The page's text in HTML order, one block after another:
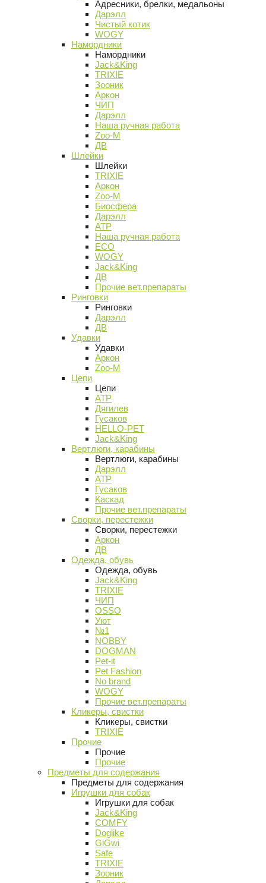
Адресники, брелки, медальоны
Дарэлл
Чистый котик
WOGY
Намордники
Намордники
Jack&King
TRIXIE
Зооник
Аркон
ЧИП
Дарэлл
Наша ручная работа
Zoo-M
ДВ
Шлейки
Шлейки
TRIXIE
Аркон
Zoo-M
Биосфера
Дарэлл
АТР
Наша ручная работа
ECO
WOGY
Jack&King
ДВ
Прочие вет.препараты
Ринговки
Ринговки
Дарэлл
ДВ
Удавки
Удавки
Аркон
Zoo-M
Цепи
Цепи
АТР
Дягилев
Гусаков
HELLO-PET
Jack&King
Вертлюги, карабины
Вертлюги, карабины
Дарэлл
АТР
Гусаков
Каскад
Прочие вет.препараты
Сворки, перестежки
Сворки, перестежки
Аркон
ДВ
Одежда, обувь
Одежда, обувь
Jack&King
TRIXIE
ЧИП
OSSO
Уют
№1
NOBBY
DOGMAN
Pet-it
Pet Fashion
No brand
WOGY
Прочие вет.препараты
Кликеры, свистки
Кликеры, свистки
TRIXIE
Прочие
Прочие
Прочие
Предметы для содержания
Предметы для содержания
Игрушки для собак
Игрушки для собак
Jack&King
COMFY
Doglike
GiGwi
Safe
TRIXIE
Зооник